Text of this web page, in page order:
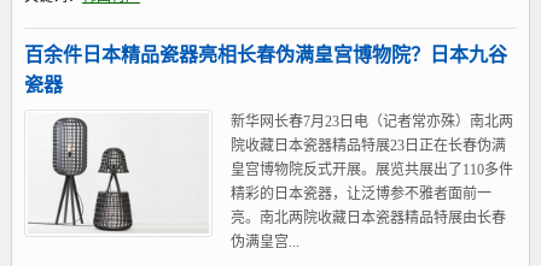
百余件日本精品瓷器亮相长春伪满皇宫博物院？日本九谷
瓷器
新华网长春7月23日电（记者常亦殊）南北两
院收藏日本瓷器精品特展23日正在长春伪满
皇宫博物院反式开展。展览共展出了110多件
精彩的日本瓷器，让泛博参不雅者面前一
亮。南北两院收藏日本瓷器精品特展由长春
伪满皇宫...